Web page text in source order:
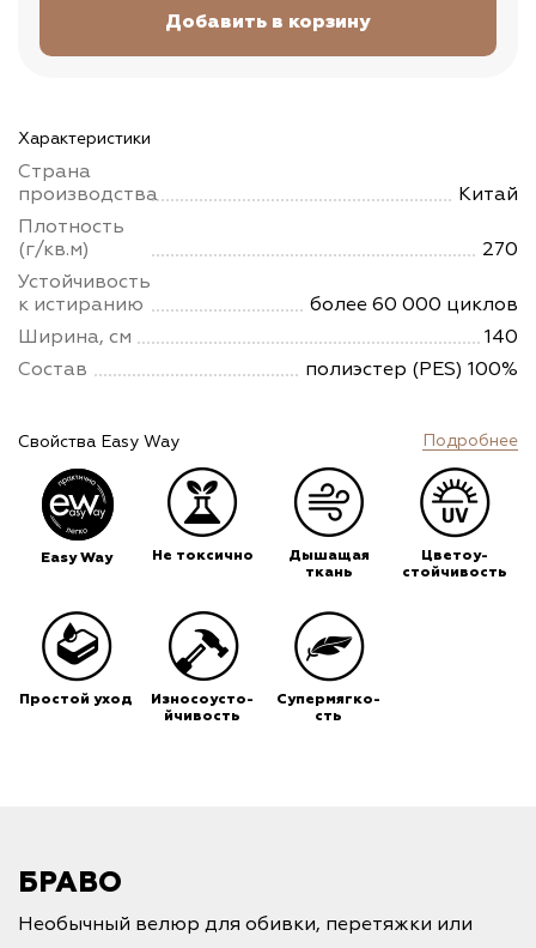
Характеристики
Страна
производства
Китай
Плотность
(г/кв.м)
270
Устойчивость
к истиранию
более 60 000 циклов
Ширина, см
140
Состав
полиэстер (PES) 100%
Свойства Easy Way Подробнее
Easy Way Не токсично
Дышащая
ткань
Цветоу-
стойчивость
Простой уход
Износоусто-
йчивость
Супермягко-
сть
БРАВО
Необычный велюр для обивки, перетяжки или